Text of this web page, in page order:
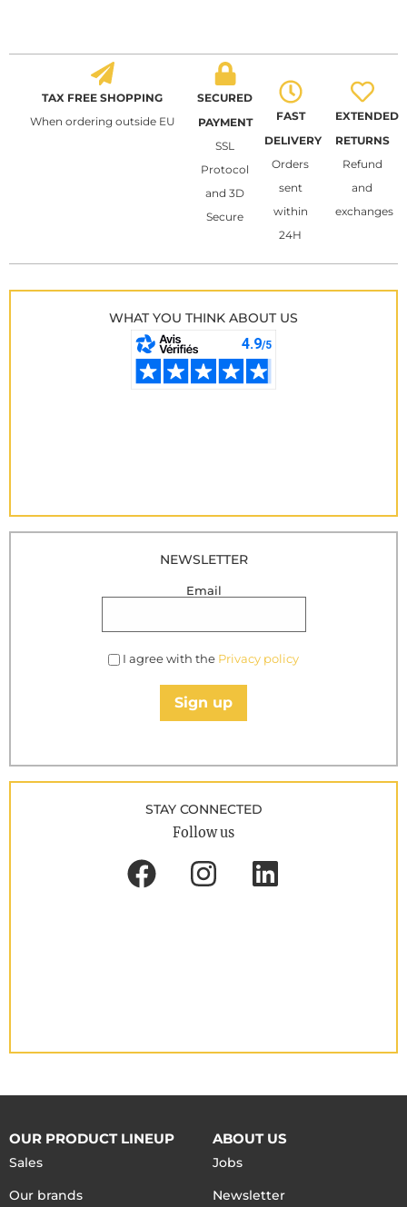
TAX FREE SHOPPING
When ordering outside EU
SECURED
PAYMENT
SSL
Protocol
and 3D
Secure
FAST
DELIVERY
Orders
sent
within
24H
EXTENDED
RETURNS
Refund
and
exchanges
WHAT YOU THINK ABOUT US
NEWSLETTER
Email
I agree with the Privacy policy
Sign up
STAY CONNECTED
Follow us
OUR PRODUCT LINEUP
Sales
Our brands
ABOUT US
Jobs
Newsletter